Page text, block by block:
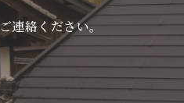
連絡ください。